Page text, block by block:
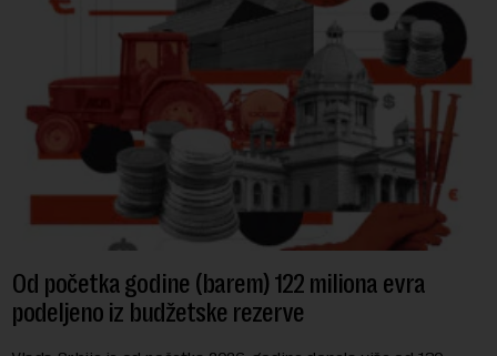
Od početka godine (barem) 122 miliona evra
podeljeno iz budžetske rezerve